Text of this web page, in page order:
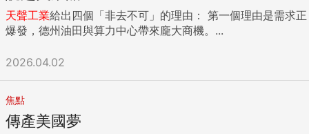
天聲工業給出四個「非去不可」的理由： 第一個理由是需求正
爆發，德州油田與算力中心帶來龐大商機。...
2026.04.02
焦點
傳產美國夢